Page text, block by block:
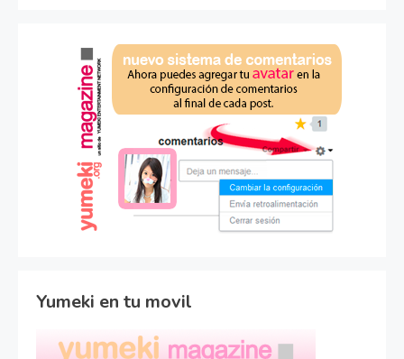
Yumeki en tu movil